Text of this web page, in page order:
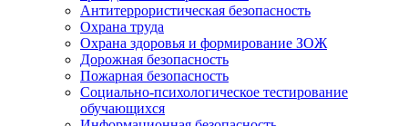
Антитеррористическая безопасность
Охрана труда
Охрана здоровья и формирование ЗОЖ
Дорожная безопасность
Пожарная безопасность
Социально-психологическое тестирование
обучающихся